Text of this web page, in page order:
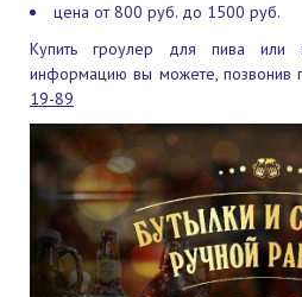
цена от 800 руб. до 1500 руб.
Купить гроулер для пива или
информацию вы можете, позвонив
19-89